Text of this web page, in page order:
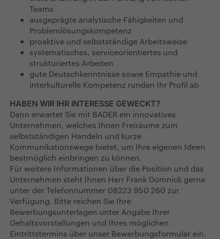
Teams
ausgeprägte analytische Fähigkeiten und
Problemlösungskompetenz
proaktive und selbstständige Arbeitsweise
systematisches, serviceorientiertes und
strukturiertes Arbeiten
gute Deutschkenntnisse sowie Empathie und
interkulturelle Kompetenz runden Ihr Profil ab
HABEN WIR IHR INTERESSE GEWECKT?
Dann erwartet Sie mit BADER ein innovatives
Unternehmen, welches Ihnen Freiräume zum
selbstständigen Handeln und kurze
Kommunikationswege bietet, um Ihre eigenen Ideen
bestmöglich einbringen zu können.
Für weitere Informationen über die Position und das
Unternehmen steht Ihnen Herr Frank Domnick gerne
unter der Telefonnummer 08223 950 260 zur
Verfügung. Bitte reichen Sie Ihre
Bewerbungsunterlagen unter Angabe Ihrer
Gehaltsvorstellungen und Ihres möglichen
Eintrittstermins über unser Bewerbungsformular ein.